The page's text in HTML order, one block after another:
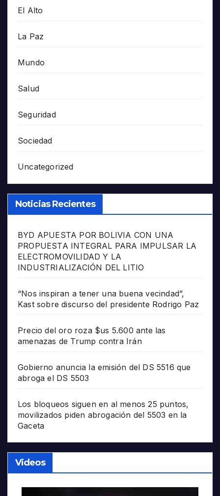
El Alto
La Paz
Mundo
Salud
Seguridad
Sociedad
Uncategorized
Noticias Recientes
BYD APUESTA POR BOLIVIA CON UNA
PROPUESTA INTEGRAL PARA IMPULSAR LA
ELECTROMOVILIDAD Y LA
INDUSTRIALIZACIÓN DEL LITIO
“Nos inspiran a tener una buena vecindad”,
Kast sobre discurso del presidente Rodrigo Paz
Precio del oro roza $us 5.600 ante las
amenazas de Trump contra Irán
Gobierno anuncia la emisión del DS 5516 que
abroga el DS 5503
Los bloqueos siguen en al menos 25 puntos,
movilizados piden abrogación del 5503 en la
Gaceta
Videos